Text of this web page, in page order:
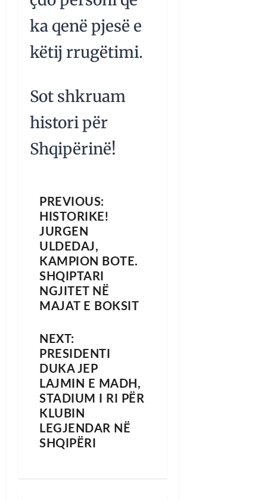
ka qenë pjesë e
këtij rrugëtimi.
Sot shkruam
histori për
Shqipërinë!
PREVIOUS:
HISTORIKE!
JURGEN
ULDEDAJ,
KAMPION BOTE.
SHQIPTARI
NGJITET NË
MAJAT E BOKSIT
NEXT:
PRESIDENTI
DUKA JEP
LAJMIN E MADH,
STADIUM I RI PËR
KLUBIN
LEGJENDAR NË
SHQIPËRI